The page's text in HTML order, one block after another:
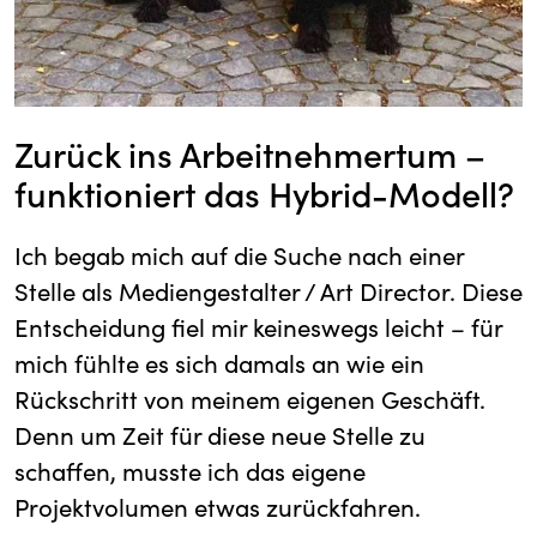
Zurück ins Arbeitnehmertum –
funktioniert das Hybrid-Modell?
Ich begab mich auf die Suche nach einer
Stelle als Mediengestalter / Art Director. Diese
Entscheidung fiel mir keineswegs leicht – für
mich fühlte es sich damals an wie ein
Rückschritt von meinem eigenen Geschäft.
Denn um Zeit für diese neue Stelle zu
schaffen, musste ich das eigene
Projektvolumen etwas zurückfahren.